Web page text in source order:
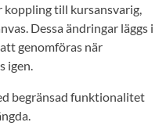
koppling till kursansvarig,
Dessa ändringar läggs i
genomföras när
igen.
begränsad funktionalitet